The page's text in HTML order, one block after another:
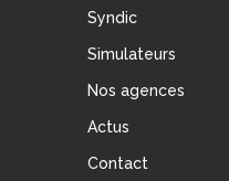
Syndic
Simulateurs
Nos agences
Actus
Contact